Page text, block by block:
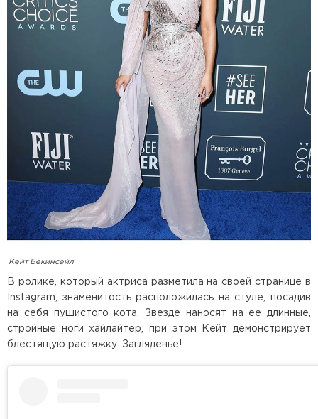
Кейт Бекинсейл
В ролике, который актриса разметила на своей странице в
Instagram, знаменитость расположилась на стуле, посадив
на себя пушистого кота. Звезде наносят на ее длинные,
стройные ноги хайлайтер, при этом Кейт демонстрирует
блестящую растяжку. Загляденье!